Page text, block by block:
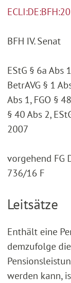
BFH IV. Senat
EStG § 6a Abs
BetrAVG § 1
Abs 1, FGO §
§ 40 Abs 2,
2007
vorgehend FG
736/16 F
Leitsätze
Enthält eine
demzufolge
werden kann,